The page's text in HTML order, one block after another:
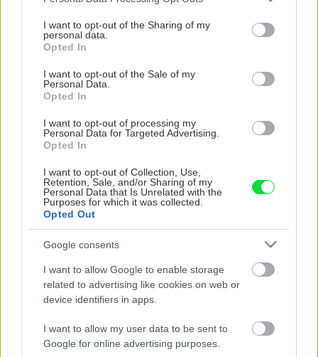
not limited to your visit or usage behaviour. You may click to
grant or deny consent to Google and its third-party tags to
use your data for below specified purposes in below Google
consent section.
I want to opt-out of the Sharing of my
personal data.
Opted In
I want to opt-out of the Sale of my
Personal Data.
Opted In
I want to opt-out of processing my
Personal Data for Targeted Advertising.
Opted In
I want to opt-out of Collection, Use,
Retention, Sale, and/or Sharing of my
Personal Data that Is Unrelated with the
Purposes for which it was collected.
Opted Out
Google consents
I want to allow Google to enable storage
related to advertising like cookies on web or
device identifiers in apps.
I want to allow my user data to be sent to
Google for online advertising purposes.
5 trvaliek s
panašovanými listami,
ktoré dodajú vášmu
záhonu celosezónny
šmrnc
Trvalky, ktoré znesú
vysaďte na miesta, na
ktoré slnko svieti celý
Nemusí to byť len
krások, ktoré rozžiaria
vašu záhradu
ochabnuté izbové
rastliny? Pravda vás
možno prekvapí